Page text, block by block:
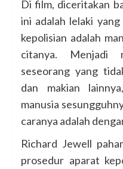
Di film, diceritakan
ini adalah lelaki
kepolisian adalah
citanya. Menjadi
seseorang yang
dan makian
manusia
caranya adalah
Richard Jewell
prosedur aparat